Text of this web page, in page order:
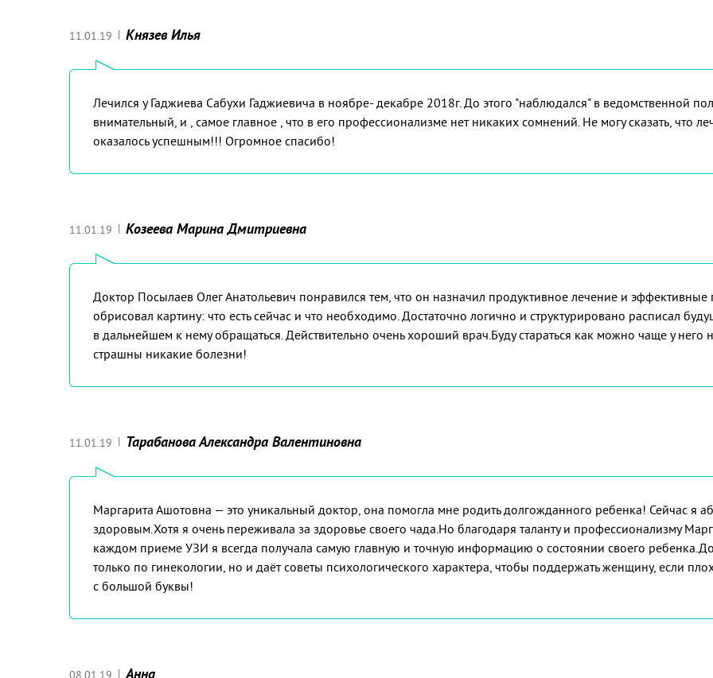
11.01.19 | Князев Илья
Лечился у Гаджиева Сабухи Гаджиевича в ноябре- декабре 2018г. До этого "наблюдался" в ведомственной
внимательный, и , самое главное , что в его профессионализме нет никаких сомнений. Не могу сказать, что
оказалось успешным!!! Огромное спасибо!
11.01.19 | Козеева Марина Дмитриевна
Доктор Посылаев Олег Анатольевич понравился тем, что он назначил продуктивное лечение и
обрисовал картину: что есть сейчас и что необходимо. Достаточно логично и структурировано расписал
в дальнейшем к нему обращаться. Действительно очень хороший врач.Буду стараться как можно чаще у него
страшны никакие болезни!
11.01.19 | Тарабанова Александра Валентиновна
Маргарита Ашотовна — это уникальный доктор, она помогла мне родить долгожданного ребенка! Сейчас я
здоровым.Хотя я очень переживала за здоровье своего чада.Но благодаря таланту и профессионализму
каждом приеме УЗИ я всегда получала самую главную и точную информацию о состоянии своего
только по гинекологии, но и даёт советы психологического характера, чтобы поддержать женщину, если
с большой буквы!
08.01.19 | Анна